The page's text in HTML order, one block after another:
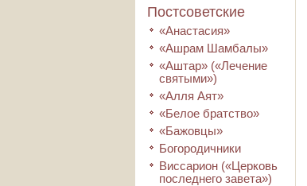
Постсоветские
«Анастасия»
«Ашрам Шамбалы»
«Аштар» («Лечение
святыми»)
«Алля Аят»
«Белое братство»
«Бажовцы»
Богородичники
Виссарион («Церковь
последнего завета»)